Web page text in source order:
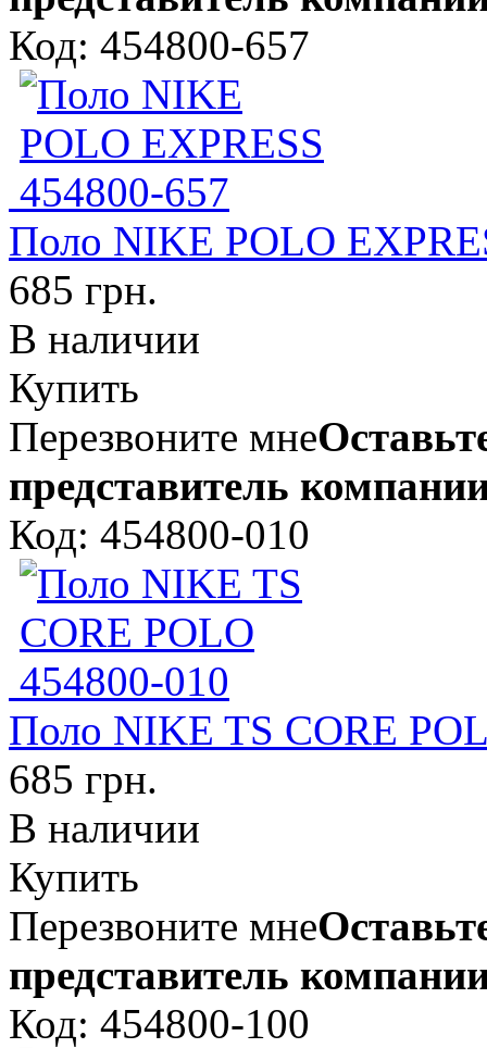
Код: 454800-657
Поло NIKE POLO
685 грн.
В наличии
Купить
Перезвоните мне
представитель
Код: 454800-010
Поло NIKE TS CORE
685 грн.
В наличии
Купить
Перезвоните мне
представитель
Код: 454800-100